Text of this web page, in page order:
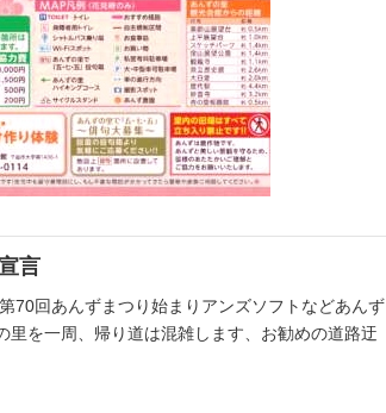
言
70回あんずまつり始まりアンズソフトなどあんず
里を一周、帰り道は混雑します、お勧めの道路迂